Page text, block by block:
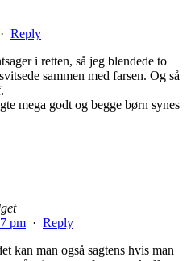
· Reply
i retten, så jeg blendede to
sammen med farsen. Og så
mega godt og begge børn synes
pm · Reply
kan man også sagtens hvis man